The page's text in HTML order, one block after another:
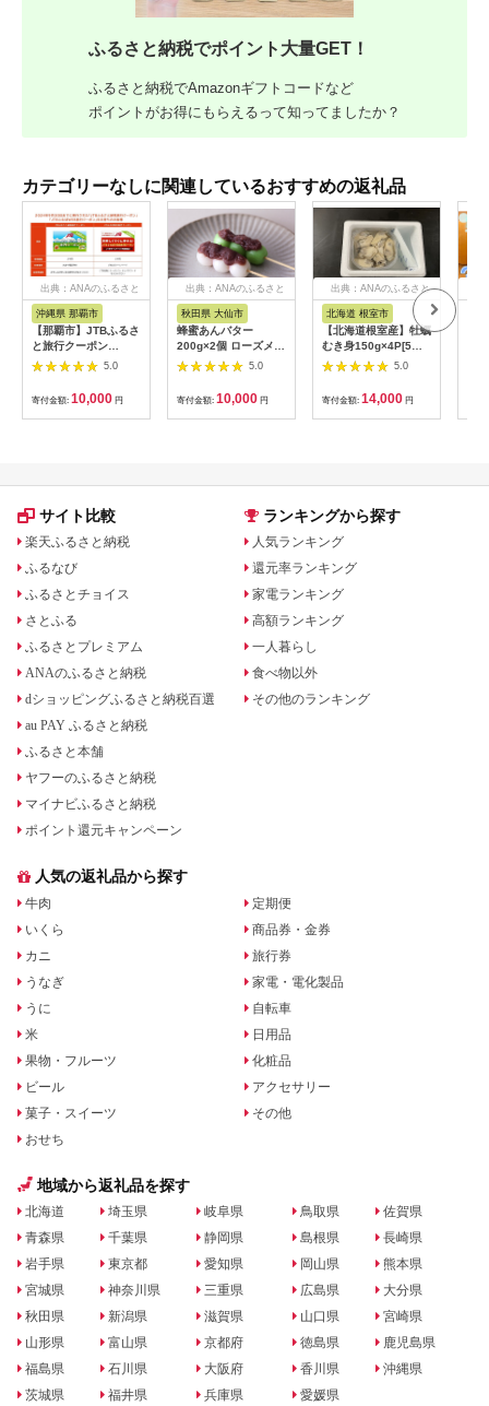
ふるさと納税でポイント大量GET！
ふるさと納税でAmazonギフトコードなど
ポイントがお得にもらえるって知ってましたか？
カテゴリーなしに関連しているおすすめの返礼品
出典：ANAのふるさと
沖縄県 那覇市
【那覇市】JTBふるさ
と旅行クーポン
（3,000円分）有効期
間3年（Eメール発
行）｜旅行 トラベル
予約 国内旅行 JTB 宿
泊 観光 体験 旅行券
人気 おすすめ 旅行ク
ン ネット予約 電話 有
5.0
寄付金額: 10,000 円
出典：ANAのふるさと
秋田県 大仙市
蜂蜜あんバター
200g×2個 ローズメイ
[あんバター はちみ
つ 発酵バター あん
こ 水あめ不使用 秋
田県 大仙市]
5.0
寄付金額: 10,000 円
出典：ANAのふるさと
納税
北海道 根室市
【北海道根室産】牡蠣
むき身150g×4P[5月
下旬以降発送] A-
5.0
寄付金額: 14,000 円
サイト比較
楽天ふるさと納税
ふるなび
ふるさとチョイス
さとふる
ふるさとプレミアム
ANAのふるさと納税
dショッピングふるさと納税百選
au PAY ふるさと納税
ふるさと本舗
ヤフーのふるさと納税
マイナビふるさと納税
ポイント還元キャンペーン
ランキングから探す
人気ランキング
還元率ランキング
家電ランキング
高額ランキング
一人暮らし
食べ物以外
その他のランキング
人気の返礼品から探す
牛肉
いくら
カニ
うなぎ
うに
米
果物・フルーツ
ビール
菓子・スイーツ
おせち
定期便
商品券・金券
旅行券
家電・電化製品
自転車
日用品
化粧品
アクセサリー
その他
地域から返礼品を探す
北海道
青森県
岩手県
宮城県
秋田県
山形県
福島県
茨城県
埼玉県
千葉県
東京都
神奈川県
新潟県
富山県
石川県
福井県
岐阜県
静岡県
愛知県
三重県
滋賀県
京都府
大阪府
兵庫県
鳥取県
島根県
岡山県
広島県
山口県
徳島県
香川県
愛媛県
佐賀県
長崎県
熊本県
大分県
宮崎県
鹿児島県
沖縄県